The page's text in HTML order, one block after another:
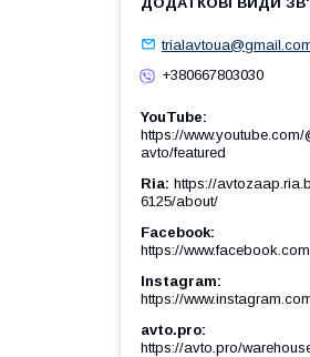
+380667803030
YouTube
https://www.youtube.com/
avto/featured
Ria https://
6125/about/
Facebook
https://
Instagram
https://
avto.pro
https://avto.pro/